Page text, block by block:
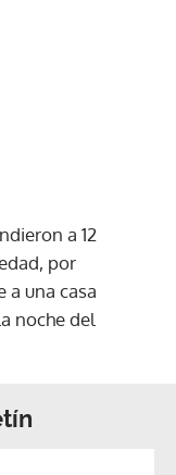
a 12
por
una casa
noche del